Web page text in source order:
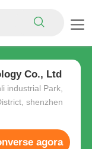
Co., Ltd
industrial Park,
shenzhen
agora